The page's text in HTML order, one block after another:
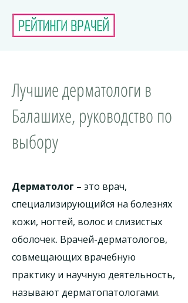
Лучшие дерматологи в
Балашихе, руководство по
выбору
Дерматолог – это врач,
специализирующийся на болезнях
кожи, ногтей, волос и слизистых
оболочек. Врачей-дерматологов,
совмещающих врачебную
практику и научную деятельность,
называют дерматопатологами.